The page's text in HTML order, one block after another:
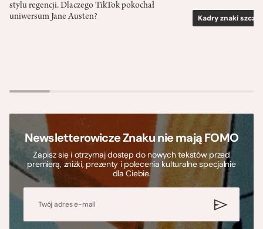
stylu regencji. Dlaczego TikTok pokochał
uniwersum Jane Austen?
Kadry znaki
Newsletterowicze Znaku nie mają FOMO
Zapisz się i otrzymaj dostęp do nowych tekstów przed
premierą, zniżki, prezenty i polecenia kulturalne specjalnie
dla Ciebie.